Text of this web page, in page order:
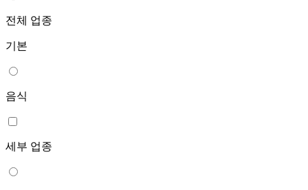
전체 업종
기본
음식
세부 업종